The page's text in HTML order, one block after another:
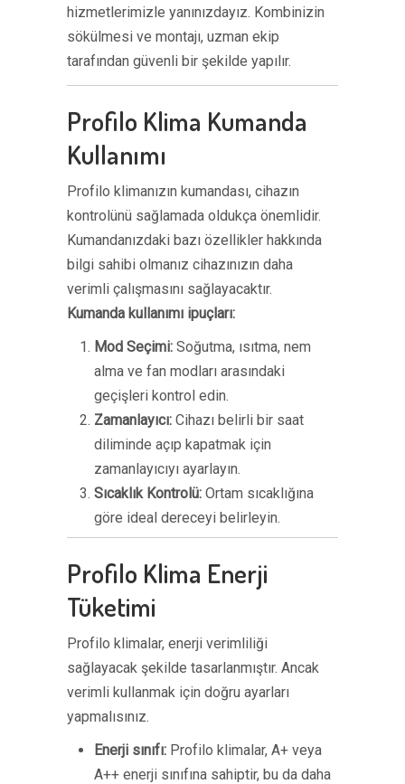
hizmetlerimizle yanınızdayız. Kombinizin
sökülmesi ve montajı, uzman ekip
tarafından güvenli bir şekilde yapılır.
Profilo Klima Kumanda
Kullanımı
Profilo klimanızın kumandası, cihazın
kontrolünü sağlamada oldukça önemlidir.
Kumandanızdaki bazı özellikler hakkında
bilgi sahibi olmanız cihazınızın daha
verimli çalışmasını sağlayacaktır.
Kumanda kullanımı ipuçları:
Mod Seçimi: Soğutma, ısıtma, nem
alma ve fan modları arasındaki
geçişleri kontrol edin.
Zamanlayıcı: Cihazı belirli bir saat
diliminde açıp kapatmak için
zamanlayıcıyı ayarlayın.
Sıcaklık Kontrolü: Ortam sıcaklığına
göre ideal dereceyi belirleyin.
Profilo Klima Enerji
Tüketimi
Profilo klimalar, enerji verimliliği
sağlayacak şekilde tasarlanmıştır. Ancak
verimli kullanmak için doğru ayarları
yapmalısınız.
Enerji sınıfı: Profilo klimalar, A+ veya
A++ enerji sınıfına sahiptir, bu da daha